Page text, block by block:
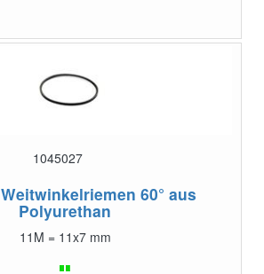
1045027
Weitwinkelriemen 60° aus
Polyurethan
11M = 11x7 mm